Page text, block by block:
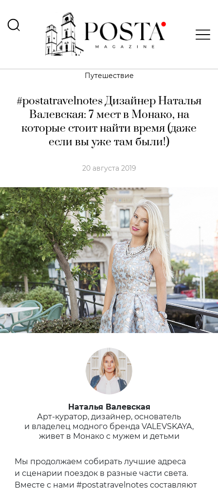
Путешествие
#postatravelnotes Дизайнер Наталья
Валевская: 7 мест в Монако, на
которые стоит найти время (даже
если вы уже там были!)
20 августа 2019
Наталья Валевская
Арт-куратор, дизайнер, основатель
и владелец модного бренда VALEVSKAYA,
живет в Монако с мужем и детьми
Мы продолжаем собирать лучшие адреса
и сценарии поездок в разные части света.
Вместе с нами #postatravelnotes составляют